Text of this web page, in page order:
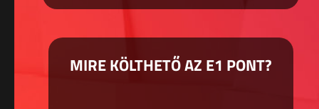
MIRE KÖLTHETŐ AZ E1 PONT?